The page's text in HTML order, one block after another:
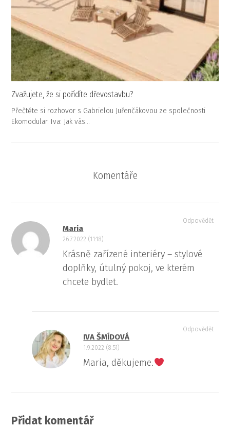
Zvažujete, že si pořídíte dřevostavbu?
Přečtěte si rozhovor s Gabrielou Juřenčákovou ze společnosti
Ekomodular. Iva: Jak vás…
Komentáře
Maria
26.7.2022 (11:18)
Krásně zařízené interiéry – stylové
doplňky, útulný pokoj, ve kterém
chcete bydlet.
Odpovědět
IVA ŠMÍDOVÁ
1.9.2022 (8:51)
Maria, děkujeme.
Odpovědět
Přidat komentář